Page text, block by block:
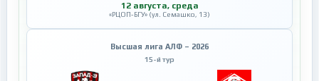
12 августа, среда
«РЦОП-БГУ» (ул. Семашко, 13)
Высшая лига АЛФ – 2026
15-й тур